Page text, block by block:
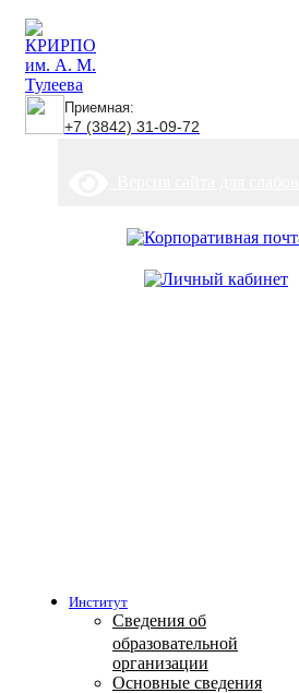
Приемная:
+7 (3842) 31-09-72
Институт
Сведения об
образовательной
организации
Основные сведения